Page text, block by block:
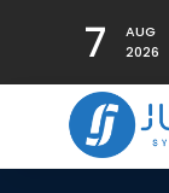
7
AUG
2026